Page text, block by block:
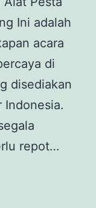
Ini adalah
acara
di
disediakan
Indonesia.
repot…